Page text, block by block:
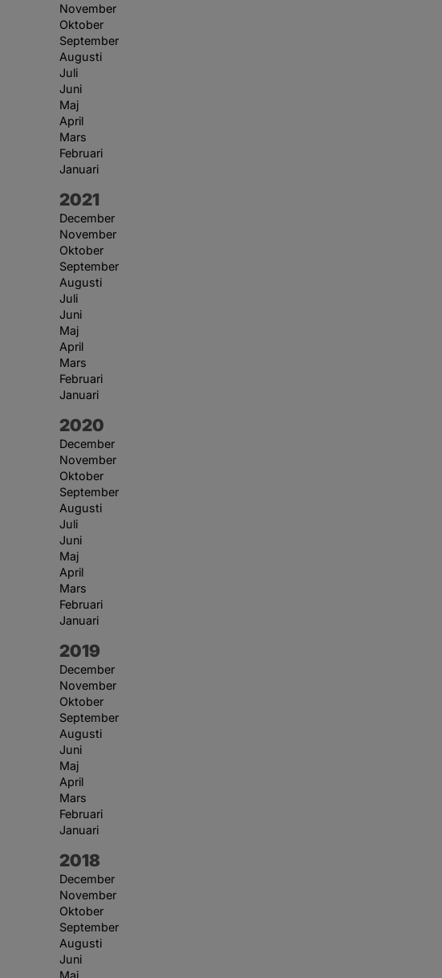
November
Oktober
September
Augusti
Juli
Juni
Maj
April
Mars
Februari
Januari
År:
2021
December
November
Oktober
September
Augusti
Juli
Juni
Maj
April
Mars
Februari
Januari
År:
2020
December
November
Oktober
September
Augusti
Juli
Juni
Maj
April
Mars
Februari
Januari
År:
2019
December
November
Oktober
September
Augusti
Juni
Maj
April
Mars
Februari
Januari
År:
2018
December
November
Oktober
September
Augusti
Juni
Maj